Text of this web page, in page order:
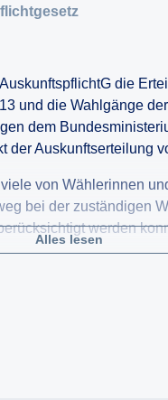
die
und die Wahlgänge
dem
der Auskunftserteilung
von Wählerinnen
bei der zuständigen
werden
Alles lesen